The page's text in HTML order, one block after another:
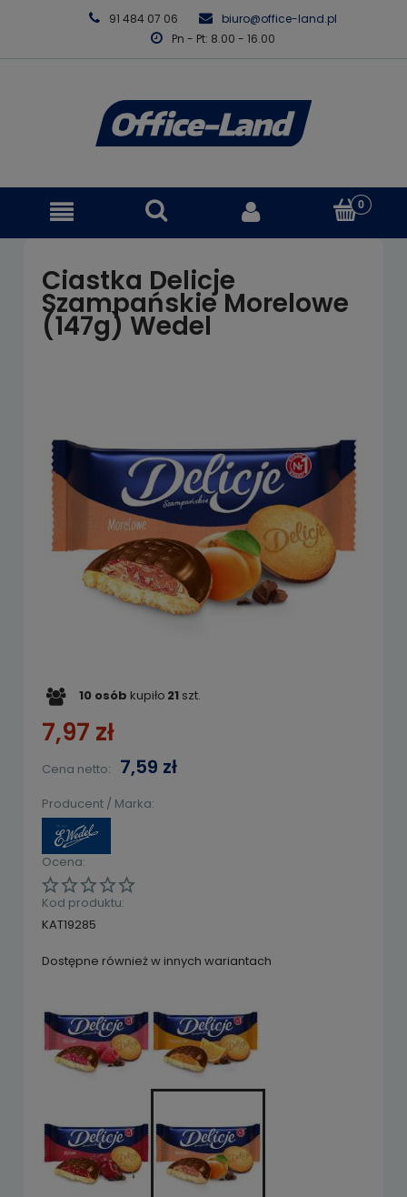
91 484 07 06
biuro@office-land.pl
Pn - Pt: 8.00 - 16.00
Ciastka Delicje
Szampańskie Morelowe
(147g) Wedel
10 osób kupiło 21 szt.
7,97 zł
Cena netto: 7,59 zł
Ocena:
Producent / Marka:
Kod produktu:
KAT19285
Dostępne również w innych wariantach